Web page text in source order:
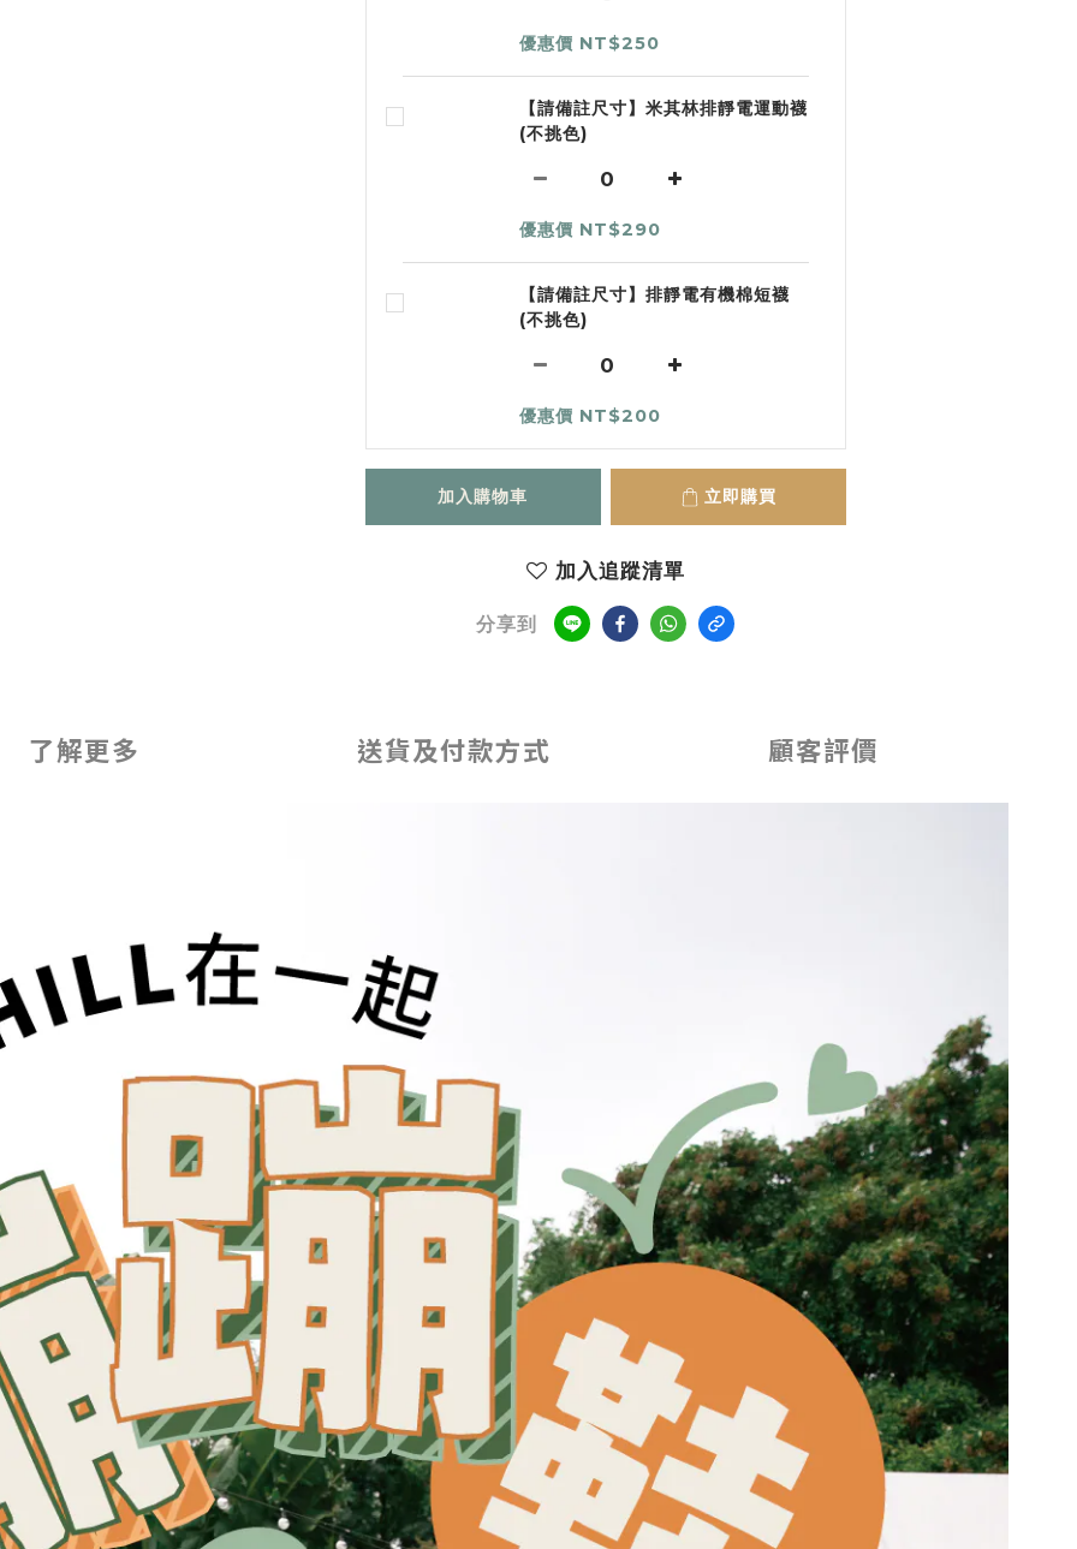
優惠價 NT$250
【請備註尺寸】米其林排靜電運動襪
(不挑色)
優惠價 NT$290
【請備註尺寸】排靜電有機棉短襪
(不挑色)
優惠價 NT$200
加入購物車 立即購買
加入追蹤清單
分享到
了解更多 送貨及付款方式 顧客評價